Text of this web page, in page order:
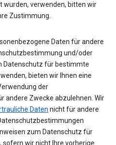
wurden, verwenden, bitten wir
Zustimmung.
Daten für andere
und/oder
Datenschutz für bestimmte
bieten wir Ihnen eine
der
andere Zwecke abzulehnen. Wir
Daten nicht für andere
zum Datenschutz für
sofern wir nicht Ihre vorherige